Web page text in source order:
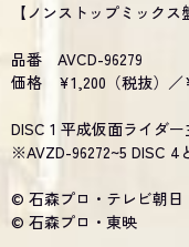
【ノンストップミックス
品番 AVCD-96279
価格 ¥1,200（税抜）／
DISC 1 平成仮面ライダ
※AVZD-96272~5 DISC 4
© 石森プロ・テレビ朝日
© 石森プロ・東映